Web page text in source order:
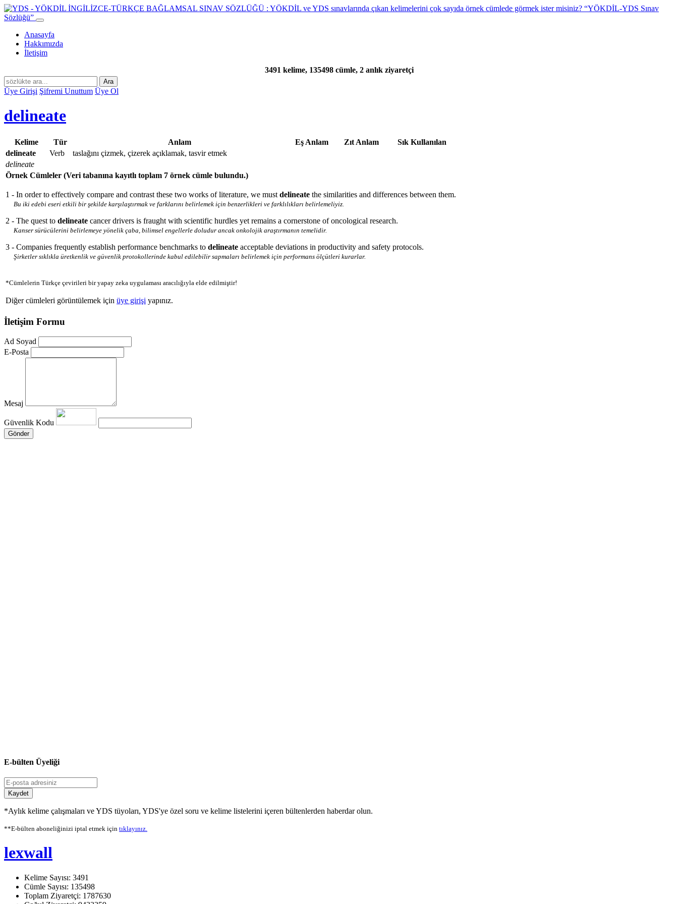
“YÖKDİL-YDS Sınav
Sözlüğü”
Anasayfa
Hakkımızda
İletişim
3491 kelime, 135498 cümle, 2 anlık ziyaretçi
Ara
Üye Girişi Şifremi Unuttum Üye Ol
delineate
Kelime Tür Anlam Eş Anlam Zıt Anlam
Sık Kullanılan
delineate
Verb
taslağını çizmek, çizerek açıklamak, tasvir etmek
delineate
Örnek Cümleler (Veri tabanına kayıtlı toplam 7 örnek cümle bulundu.)
1 - In order to effectively compare and contrast these two works of literature, we must delineate the similarities and differences between them.
Bu iki edebi eseri etkili bir şekilde karşılaştırmak ve farklarını belirlemek için benzerlikleri ve farklılıkları belirlemeliyiz.
2 - The quest to delineate cancer drivers is fraught with scientific hurdles yet remains a cornerstone of oncological research.
Kanser sürücülerini belirlemeye yönelik çaba, bilimsel engellerle doludur ancak onkolojik araştırmanın temelidir.
3 - Companies frequently establish performance benchmarks to delineate acceptable deviations in productivity and safety protocols.
Şirketler sıklıkla üretkenlik ve güvenlik protokollerinde kabul edilebilir sapmaları belirlemek için performans ölçütleri kurarlar.
*Cümlelerin Türkçe çevirileri bir yapay zeka uygulaması aracılığıyla elde edilmiştir!
Diğer cümleleri görüntülemek için üye girişi yapınız.
İletişim Formu
Ad Soyad
E-Posta
Mesaj
Güvenlik Kodu
Gönder
E-bülten Üyeliği
Kaydet
*Aylık kelime çalışmaları ve YDS tüyoları, YDS'ye özel soru ve kelime listelerini içeren bültenlerden haberdar olun.
**E-bülten aboneliğinizi iptal etmek için tıklayınız.
lexwall
Kelime Sayısı: 3491
Cümle Sayısı: 135498
Toplam Ziyaretçi: 1787630